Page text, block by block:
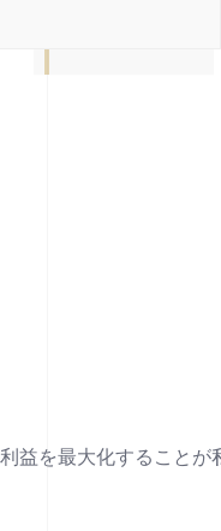
益を最大化することが